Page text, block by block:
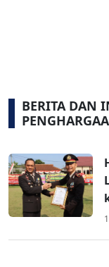
BERITA DAN